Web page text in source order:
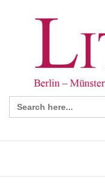
Search
for: